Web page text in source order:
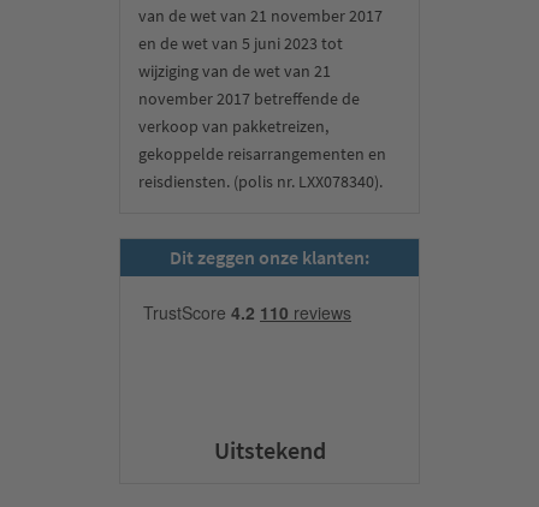
van de wet van 21 november 2017
en de wet van 5 juni 2023 tot
wijziging van de wet van 21
november 2017 betreffende de
verkoop van pakketreizen,
gekoppelde reisarrangementen en
reisdiensten. (polis nr. LXX078340).
Dit zeggen onze klanten:
Uitstekend